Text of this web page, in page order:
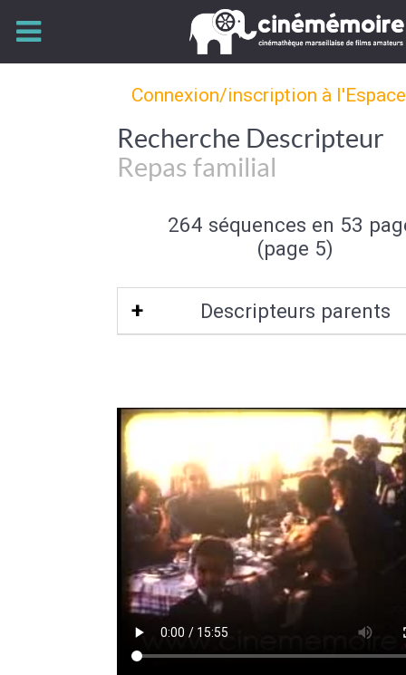
Connexion/inscription à
Recherche Descripteur
Repas familial
264 séquences en 53
(page 5)
Descripteurs parents